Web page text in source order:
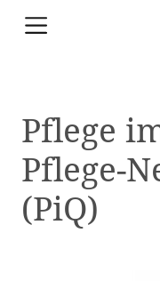
Pflege
Pflege-
(PiQ)